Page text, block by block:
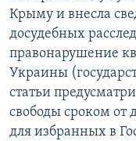
Крыму и внесла
досудебных
правонарушение
Украины
статьи
свободы сроком от
для избранных в